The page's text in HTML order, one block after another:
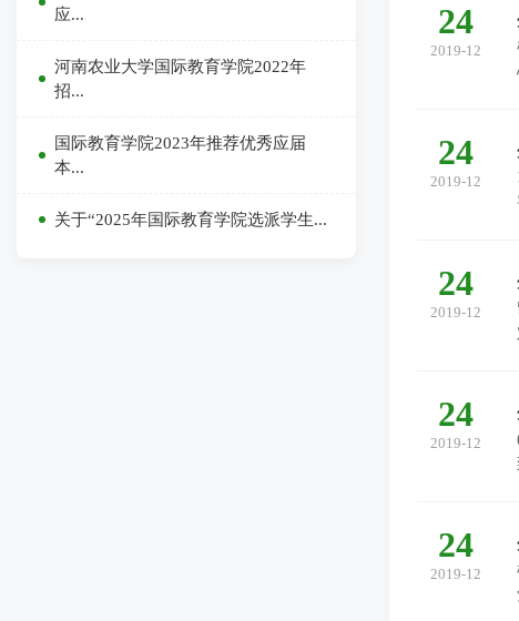
应...
河南农业大学国际教育学院2022年
招...
国际教育学院2023年推荐优秀应届
本...
关于“2025年国际教育学院选派学生...
24
2019-12
24
2019-12
24
2019-12
24
2019-12
24
2019-12